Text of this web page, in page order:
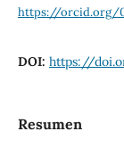
https://orcid.org/
DOI: https://
Resumen